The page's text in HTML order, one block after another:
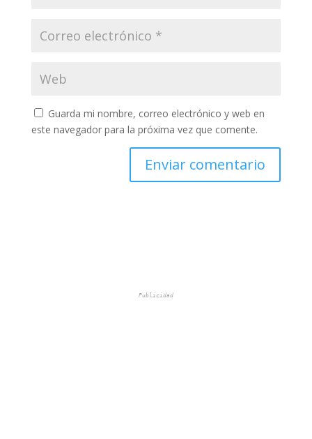
Guarda mi nombre, correo electrónico y web en
este navegador para la próxima vez que comente.
Publicidad